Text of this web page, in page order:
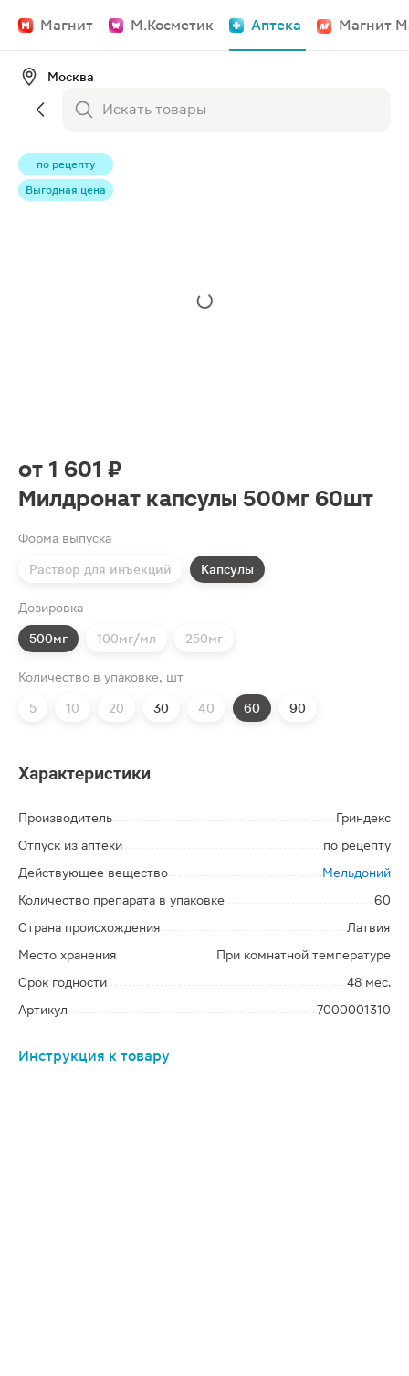
Магнит М.Косметик Аптека Магнит
Москва
по рецепту
Выгодная цена
от 1 601 ₽
Милдронат капсулы 500мг 60шт
Форма выпуска
Раствор для инъекций Капсулы
Дозировка
500мг 100мг/мл 250мг
Количество в упаковке, шт
5 10 20 30 40 60 90
Характеристики
Производитель
Гриндекс
Отпуск из аптеки
по рецепту
Действующее вещество
Мельдоний
Количество препарата в упаковке
60
Страна происхождения
Латвия
Место хранения
При комнатной температуре
Срок годности
48 мес.
Артикул
7000001310
Инструкция к товару